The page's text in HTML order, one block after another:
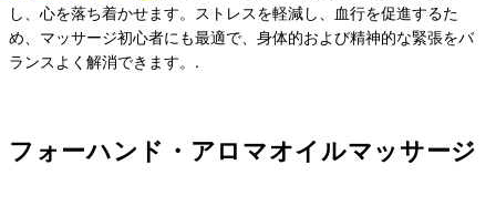
し、心を落ち着かせます。ストレスを軽減し、血行を促進するた
め、マッサージ初心者にも最適で、身体的および精神的な緊張をバ
ランスよく解消できます。.
フォーハンド・アロマオイルマッサージ